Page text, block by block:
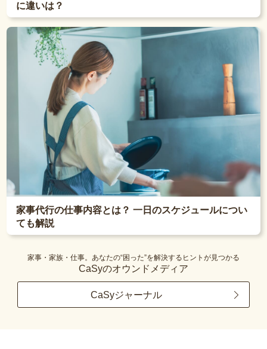
に違いは？
家事代行の仕事内容とは？ 一日のスケジュールについ
ても解説
家事・家族・仕事。あなたの“困った”を解決するヒントが見つかる
CaSyのオウンドメディア
CaSyジャーナル